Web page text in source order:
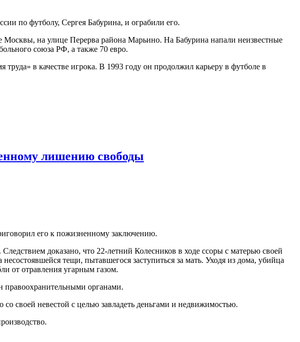
по футболу, Сергея Бабурина, и ограбили его.
на улице Перерва района Марьино. На Бабурина напали неизвестные
союза РФ, а также 70 евро.
в качестве игрока. В 1993 году он продолжил карьеру в футболе в
лишению свободы
его к пожизненному заключению.
доказано, что 22-летний Колесников в ходе ссоры с матерью своей
тещи, пытавшегося заступиться за мать. Уходя из дома, убийца
от отравления угарным газом.
правоохранительными органами.
своей невестой с целью завладеть деньгами и недвижимостью.